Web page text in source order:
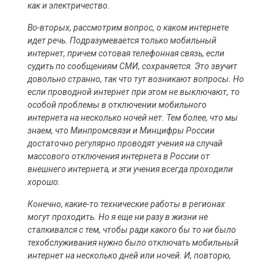
как и электричество.
Во-вторых, рассмотрим вопрос, о каком интернете
идет речь. Подразумевается только мобильный
интернет, причем сотовая телефонная связь, если
судить по сообщениям СМИ, сохраняется. Это звучит
довольно странно, так что тут возникают вопросы. Но
если проводной интернет при этом не выключают, то
особой проблемы в отключении мобильного
интернета на несколько ночей нет. Тем более, что мы
знаем, что Минпромсвязи и Минцифры России
достаточно регулярно проводят учения на случай
массового отключения интернета в России от
внешнего интернета, и эти учения всегда проходили
хорошо.
Конечно, какие-то технические работы в регионах
могут проходить. Но я еще ни разу в жизни не
сталкивался с тем, чтобы ради какого бы то ни было
техобслуживания нужно было отключать мобильный
интернет на несколько дней или ночей. И, повторю,